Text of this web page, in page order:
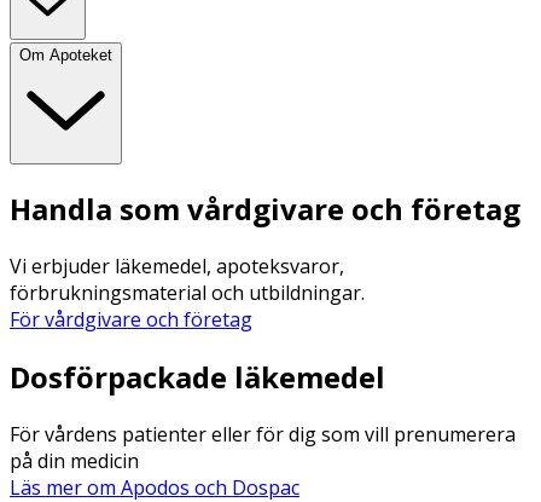
Om Apoteket
Handla som vårdgivare och företag
Vi erbjuder läkemedel, apoteksvaror,
förbrukningsmaterial och utbildningar.
För vårdgivare och företag
Dosförpackade läkemedel
För vårdens patienter eller för dig som vill prenumerera
på din medicin
Läs mer om Apodos och Dospac